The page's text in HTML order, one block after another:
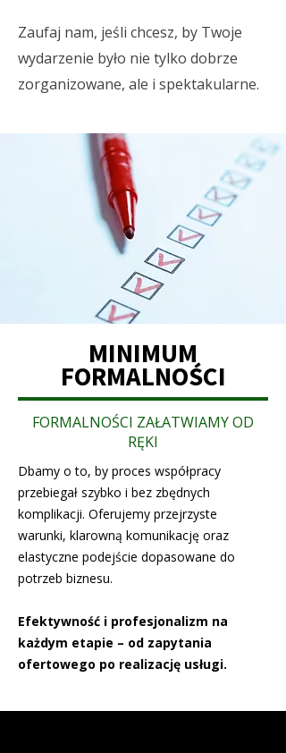
Zaufaj nam, jeśli chcesz, by Twoje
wydarzenie było nie tylko dobrze
zorganizowane, ale i spektakularne.
MINIMUM
FORMALNOŚCI
FORMALNOŚCI ZAŁATWIAMY OD
RĘKI
Dbamy o to, by proces współpracy
przebiegał szybko i bez zbędnych
komplikacji. Oferujemy przejrzyste
warunki, klarowną komunikację oraz
elastyczne podejście dopasowane do
potrzeb biznesu.
Efektywność i profesjonalizm na
każdym etapie – od zapytania
ofertowego po realizację usługi.